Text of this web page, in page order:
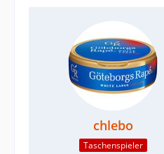
chlebo
Taschenspieler